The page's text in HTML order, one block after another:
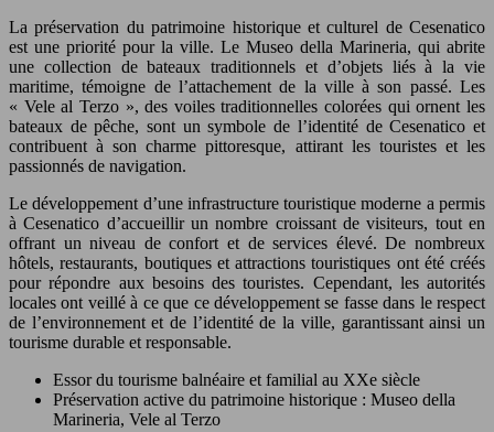
La préservation du patrimoine historique et culturel de Cesenatico
est une priorité pour la ville. Le Museo della Marineria, qui abrite
une collection de bateaux traditionnels et d’objets liés à la vie
maritime, témoigne de l’attachement de la ville à son passé. Les
« Vele al Terzo », des voiles traditionnelles colorées qui ornent les
bateaux de pêche, sont un symbole de l’identité de Cesenatico et
contribuent à son charme pittoresque, attirant les touristes et les
passionnés de navigation.
Le développement d’une infrastructure touristique moderne a permis
à Cesenatico d’accueillir un nombre croissant de visiteurs, tout en
offrant un niveau de confort et de services élevé. De nombreux
hôtels, restaurants, boutiques et attractions touristiques ont été créés
pour répondre aux besoins des touristes. Cependant, les autorités
locales ont veillé à ce que ce développement se fasse dans le respect
de l’environnement et de l’identité de la ville, garantissant ainsi un
tourisme durable et responsable.
Essor du tourisme balnéaire et familial au XXe siècle
Préservation active du patrimoine historique : Museo della
Marineria, Vele al Terzo